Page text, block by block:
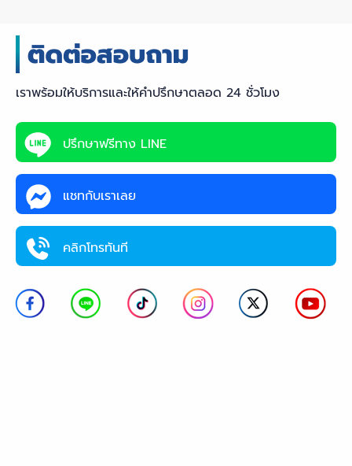
เราพร้อมให้บริการและให้คำปรึกษาตลอด 24 ชั่วโมง
ปรึกษาฟรีทาง LINE
แชทกับเราเลย
คลิกโทรทันที